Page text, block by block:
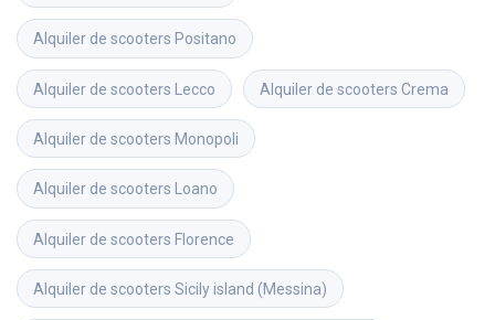
Alquiler de scooters Positano
Alquiler de scooters Lecco Alquiler de scooters Crema
Alquiler de scooters Monopoli
Alquiler de scooters Loano
Alquiler de scooters Florence
Alquiler de scooters Sicily island (Messina)